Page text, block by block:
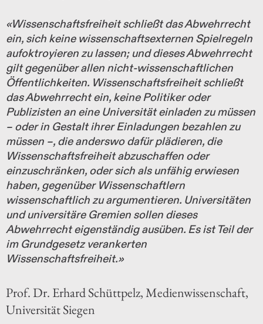
«Wissenschaftsfreiheit schließt das Abwehrrecht
ein, sich keine wissenschaftsexternen Spielregeln
aufoktroyieren zu lassen; und dieses Abwehrrecht
gilt gegenüber allen nicht-wissenschaftlichen
Öffentlichkeiten. Wissenschaftsfreiheit schließt
das Abwehrrecht ein, keine Politiker oder
Publizisten an eine Universität einladen zu müssen
– oder in Gestalt ihrer Einladungen bezahlen zu
müssen –, die anderswo dafür plädieren, die
Wissenschaftsfreiheit abzuschaffen oder
einzuschränken, oder sich als unfähig erwiesen
haben, gegenüber Wissenschaftlern
wissenschaftlich zu argumentieren. Universitäten
und universitäre Gremien sollen dieses
Abwehrrecht eigenständig ausüben. Es ist Teil der
im Grundgesetz verankerten
Wissenschaftsfreiheit.»
Prof. Dr. Erhard Schüttpelz, Medienwissenschaft,
Universität Siegen